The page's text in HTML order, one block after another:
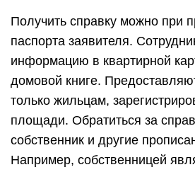
Получить справку можно при
паспорта заявителя.
информацию в квартирной
домовой книге.
только жильцам,
площади. Обратиться за
собственник и другие
Например, собственницей